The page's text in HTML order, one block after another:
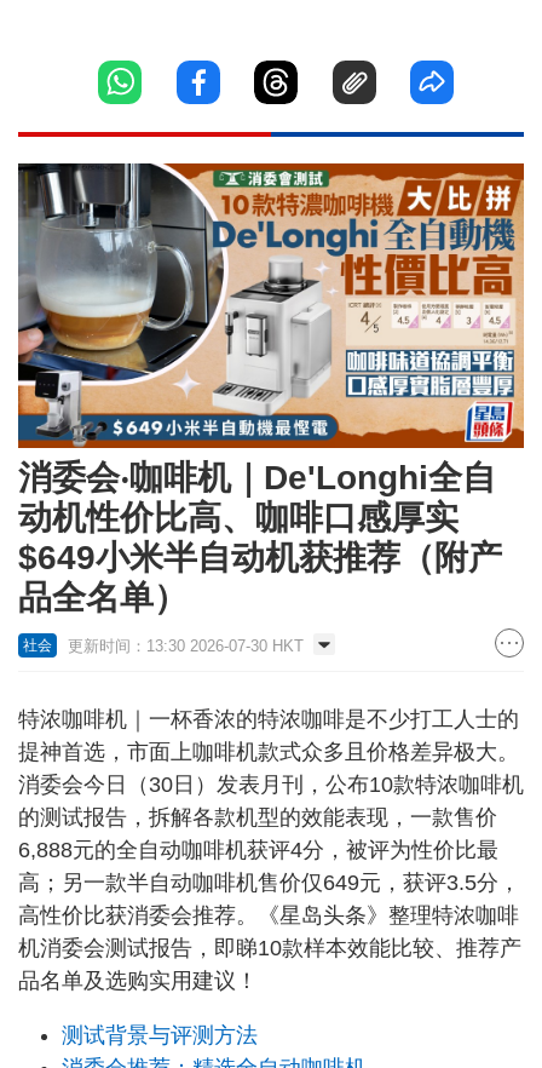
消委会‧咖啡机｜De'Longhi全自
动机性价比高、咖啡口感厚实
$649小米半自动机获推荐（附产
品全名单）
社会 更新时间：13:30 2026-07-30 HKT
特浓咖啡机｜一杯香浓的特浓咖啡是不少打工人士的
提神首选，市面上咖啡机款式众多且价格差异极大。
消委会今日（30日）发表月刊，公布10款特浓咖啡机
的测试报告，拆解各款机型的效能表现，一款售价
6,888元的全自动咖啡机获评4分，被评为性价比最
高；另一款半自动咖啡机售价仅649元，获评3.5分，
高性价比获消委会推荐。《星岛头条》整理特浓咖啡
机消委会测试报告，即睇10款样本效能比较、推荐产
品名单及选购实用建议！
测试背景与评测方法